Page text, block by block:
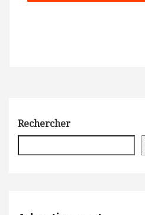
Rechercher